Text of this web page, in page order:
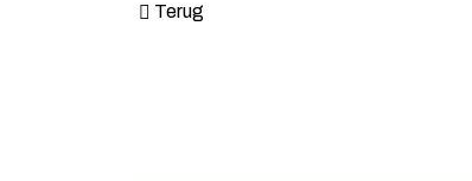
Terug